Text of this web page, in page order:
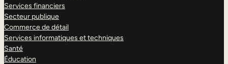
Services financiers
Secteur publique
Commerce de détail
Services informatiques et techniques
Santé
Éducation